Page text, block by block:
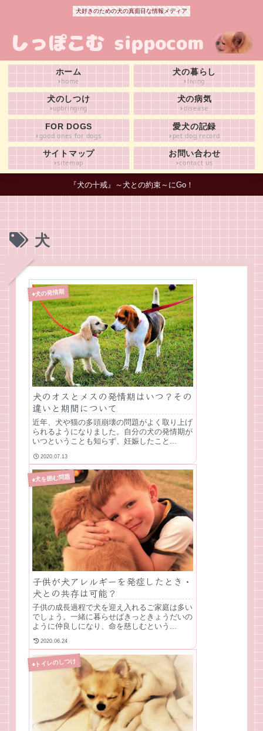
犬好きのための犬の真面目な情報メディア
ホーム
home
犬の暮らし
living
犬のしつけ
upbringing
犬の病気
disease
FOR DOGS
good ones for dogs
愛犬の記録
pet dog record
サイトマップ
sitemap
お問い合わせ
contact us
『犬の十戒』～犬との約束～にGo！
犬
♦犬の発情期
犬のオスとメスの発情期はいつ？その
違いと期間について
近年、犬や猫の多頭崩壊の問題がよく取り上げ
られるようになりました。自分の犬の発情期が
いつということも知らず、妊娠したこと...
2020.07.13
♦犬を囲む問題
子供が犬アレルギーを発症したとき・
犬との共存は可能？
子供の成長過程で犬を迎え入れるご家庭は多い
でしょう。一緒に暮らせばきっときょうだいの
ように仲良しになり、命を慈しむという...
2020.06.24
♦トイレのしつけ